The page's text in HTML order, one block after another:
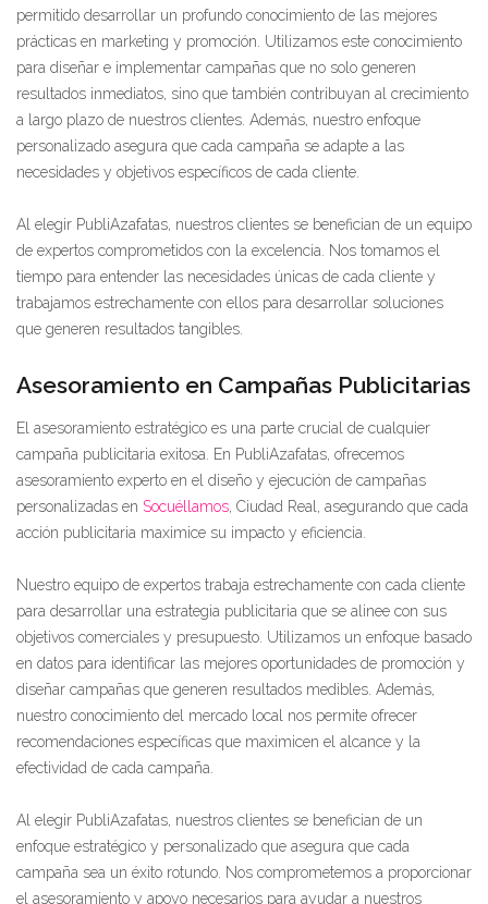
permitido desarrollar un profundo conocimiento de las mejores
prácticas en marketing y promoción. Utilizamos este conocimiento
para diseñar e implementar campañas que no solo generen
resultados inmediatos, sino que también contribuyan al crecimiento
a largo plazo de nuestros clientes. Además, nuestro enfoque
personalizado asegura que cada campaña se adapte a las
necesidades y objetivos específicos de cada cliente.
Al elegir PubliAzafatas, nuestros clientes se benefician de un equipo
de expertos comprometidos con la excelencia. Nos tomamos el
tiempo para entender las necesidades únicas de cada cliente y
trabajamos estrechamente con ellos para desarrollar soluciones
que generen resultados tangibles.
Asesoramiento en Campañas Publicitarias
El asesoramiento estratégico es una parte crucial de cualquier
campaña publicitaria exitosa. En PubliAzafatas, ofrecemos
asesoramiento experto en el diseño y ejecución de campañas
personalizadas en Socuéllamos , Ciudad Real, asegurando que cada
acción publicitaria maximice su impacto y eficiencia.
Nuestro equipo de expertos trabaja estrechamente con cada cliente
para desarrollar una estrategia publicitaria que se alinee con sus
objetivos comerciales y presupuesto. Utilizamos un enfoque basado
en datos para identificar las mejores oportunidades de promoción y
diseñar campañas que generen resultados medibles. Además,
nuestro conocimiento del mercado local nos permite ofrecer
recomendaciones específicas que maximicen el alcance y la
efectividad de cada campaña.
Al elegir PubliAzafatas, nuestros clientes se benefician de un
enfoque estratégico y personalizado que asegura que cada
campaña sea un éxito rotundo. Nos comprometemos a proporcionar
el asesoramiento y apoyo necesarios para ayudar a nuestros